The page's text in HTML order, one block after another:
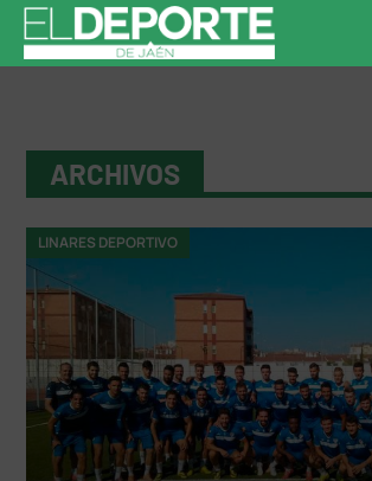
ARCHIVOS
LINARES DEPORTIVO